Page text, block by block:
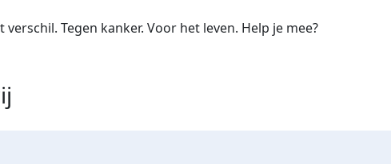
verschil. Tegen kanker. Voor het leven. Help je mee?